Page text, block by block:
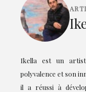
Ikella est un
polyvalence et son
il a réussi à